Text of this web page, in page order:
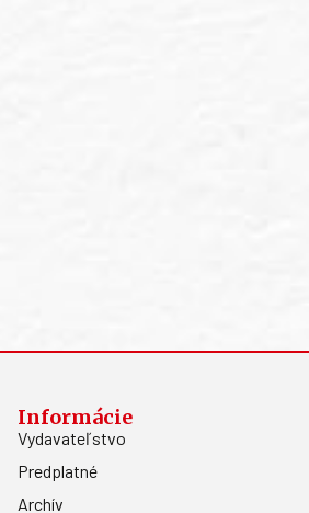
Informácie
Vydavateľstvo
Predplatné
Archív